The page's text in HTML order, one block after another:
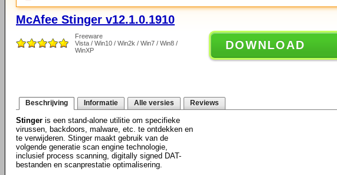
McAfee Stinger v12.1.0.1910
Freeware
Vista / Win10 / Win2k / Win7 / Win8 /
WinXP
DOWNLOAD
Beschrijving Informatie Alle versies Reviews
Stinger is een stand-alone utilitie om specifieke
virussen, backdoors, malware, etc. te ontdekken en
te verwijderen. Stinger maakt gebruik van de
volgende generatie scan engine technologie,
inclusief process scanning, digitally signed DAT-
bestanden en scanprestatie optimalisering.